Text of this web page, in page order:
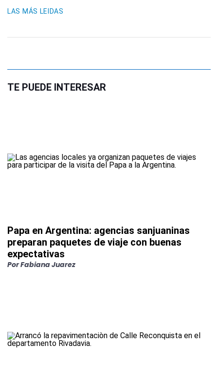
LAS MÁS LEIDAS
TE PUEDE INTERESAR
Papa en Argentina: agencias sanjuaninas
preparan paquetes de viaje con buenas
expectativas
PorFabiana Juarez